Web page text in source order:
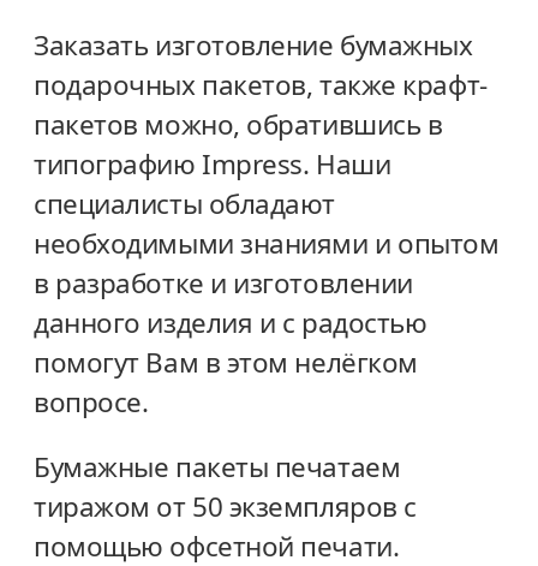
Заказать изготовление бумажных
подарочных пакетов, также крафт-
пакетов можно, обратившись в
типографию Impress. Наши
специалисты обладают
необходимыми знаниями и опытом
в разработке и изготовлении
данного изделия и с радостью
помогут Вам в этом нелёгком
вопросе.
Бумажные пакеты печатаем
тиражом от 50 экземпляров с
помощью офсетной печати.